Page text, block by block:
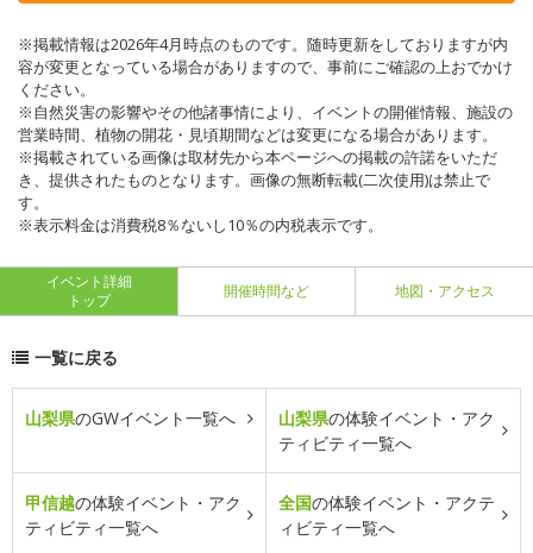
※掲載情報は2026年4月時点のものです。随時更新をしておりますが内
容が変更となっている場合がありますので、事前にご確認の上おでかけ
ください。
※自然災害の影響やその他諸事情により、イベントの開催情報、施設の
営業時間、植物の開花・見頃期間などは変更になる場合があります。
※掲載されている画像は取材先から本ページへの掲載の許諾をいただ
き、提供されたものとなります。画像の無断転載(二次使用)は禁止で
す。
※表示料金は消費税8％ないし10％の内税表示です。
イベント詳細
トップ
開催時間など 地図・アクセス
一覧に戻る
山梨県のGWイベント一覧へ 山梨県の体験イベント・アク
ティビティ一覧へ
甲信越の体験イベント・アク
ティビティ一覧へ
全国の体験イベント・アクテ
ィビティ一覧へ